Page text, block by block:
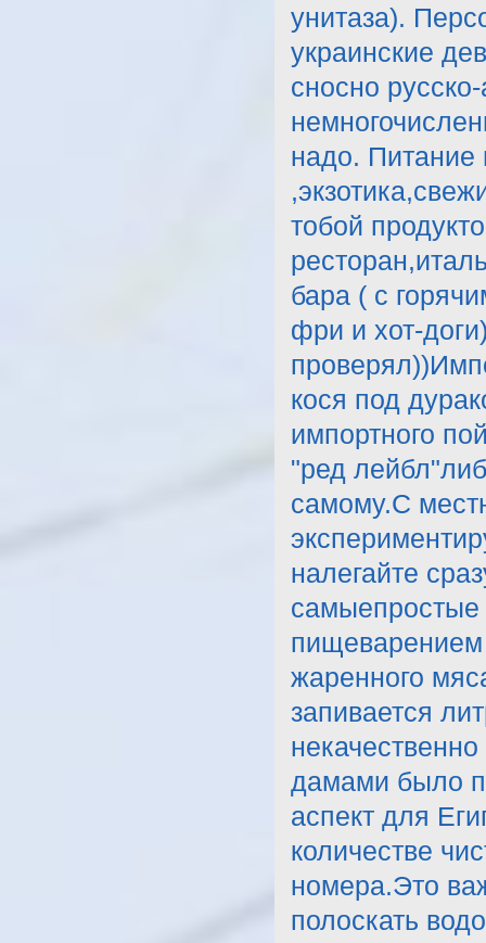
унитаза).
украинские
сносно
надо. Питание
тобой
бара ( с
фри и хот-
кося под
импортного
"ред
самому.С
налегайте
пищеварением
жаренного
запивается
дамами было
аспект для
количестве
номера.Это
полоскать